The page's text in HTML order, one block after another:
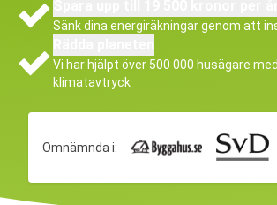
Sänk dina energiräkningar genom att
Vi har hjälpt över 500 000 husägare
klimatavtryck
Omnämnda i: